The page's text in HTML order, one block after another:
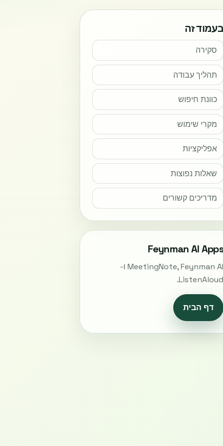
בעמוד זה
סקירה
תהליך עבודה
כוונת חיפוש
מקרי שימוש
אפליקציות
שאלות נפוצות
מדריכים קשורים
Feynman AI Apps
MeetingNote, Feynman AI ו-
ListenAloud.
דף הבית